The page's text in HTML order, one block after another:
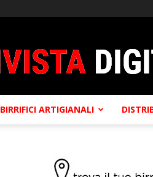
BIRRIFICI ARTIGIANALI